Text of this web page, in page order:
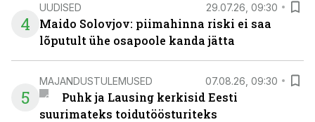
4
UUDISED 29.07.26, 09:30
Maido Solovjov: piimahinna riski ei saa
lõputult ühe osapoole kanda jätta
5
MAJANDUSTULEMUSED 07.08.26, 09:30
Puhk ja Lausing kerkisid Eesti
suurimateks toidutöösturiteks